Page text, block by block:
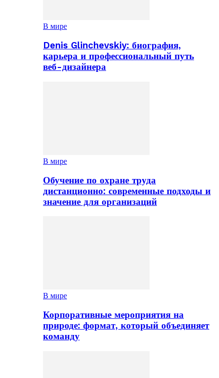
В мире
Denis Glinchevskiy: биография,
карьера и профессиональный путь
веб-дизайнера
В мире
Обучение по охране труда
дистанционно: современные подходы и
значение для организаций
В мире
Корпоративные мероприятия на
природе: формат, который объединяет
команду